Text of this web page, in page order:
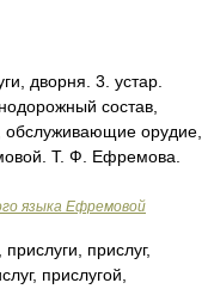
дворня. 3. устар.
состав,
обслуживающие орудие,
Т. Ф. Ефремова.
языка Ефремовой
прислуг,
прислугой,